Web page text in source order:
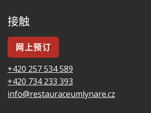
接触
网上预订
+420 257 534 589
+420 734 233 393
info@restauraceumlynare.cz